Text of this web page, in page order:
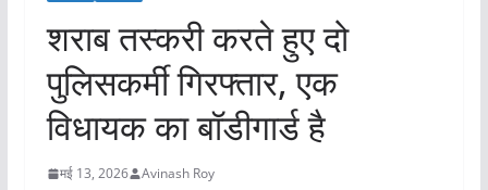
शराब तस्करी करते हुए दो
पुलिसकर्मी गिरफ्तार, एक
विधायक का बॉडीगार्ड है
मई 13, 2026 Avinash Roy